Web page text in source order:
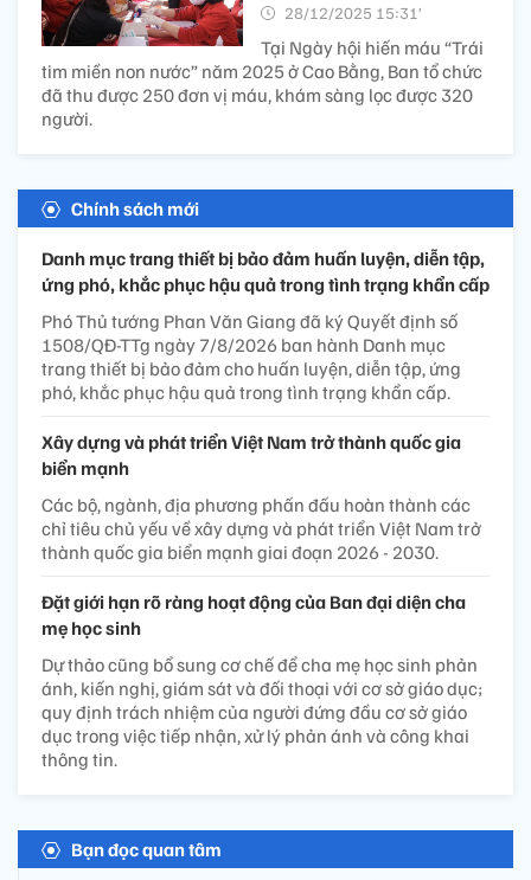
28/12/2025 15:31’
Tại Ngày hội hiến máu “Trái
tim miền non nước” năm 2025 ở Cao Bằng, Ban tổ chức
đã thu được 250 đơn vị máu, khám sàng lọc được 320
người.
Chính sách mới
Danh mục trang thiết bị bảo đảm huấn luyện, diễn tập,
ứng phó, khắc phục hậu quả trong tình trạng khẩn cấp
Phó Thủ tướng Phan Văn Giang đã ký Quyết định số
1508/QĐ-TTg ngày 7/8/2026 ban hành Danh mục
trang thiết bị bảo đảm cho huấn luyện, diễn tập, ứng
phó, khắc phục hậu quả trong tình trạng khẩn cấp.
Xây dựng và phát triển Việt Nam trở thành quốc gia
biển mạnh
Các bộ, ngành, địa phương phấn đấu hoàn thành các
chỉ tiêu chủ yếu về xây dựng và phát triển Việt Nam trở
thành quốc gia biển mạnh giai đoạn 2026 - 2030.
Đặt giới hạn rõ ràng hoạt động của Ban đại diện cha
mẹ học sinh
Dự thảo cũng bổ sung cơ chế để cha mẹ học sinh phản
ánh, kiến nghị, giám sát và đối thoại với cơ sở giáo dục;
quy định trách nhiệm của người đứng đầu cơ sở giáo
dục trong việc tiếp nhận, xử lý phản ánh và công khai
thông tin.
Bạn đọc quan tâm